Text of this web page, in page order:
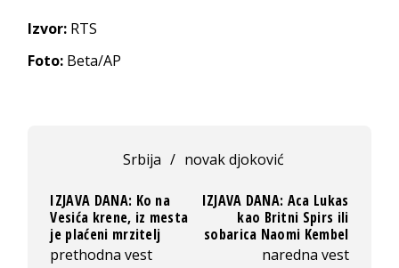
Izvor: RTS
Foto: Beta/AP
Srbija / novak djoković
IZJAVA DANA: Ko na
Vesića krene, iz mesta
je plaćeni mrzitelj
prethodna vest
IZJAVA DANA: Aca Lukas
kao Britni Spirs ili
sobarica Naomi Kembel
naredna vest